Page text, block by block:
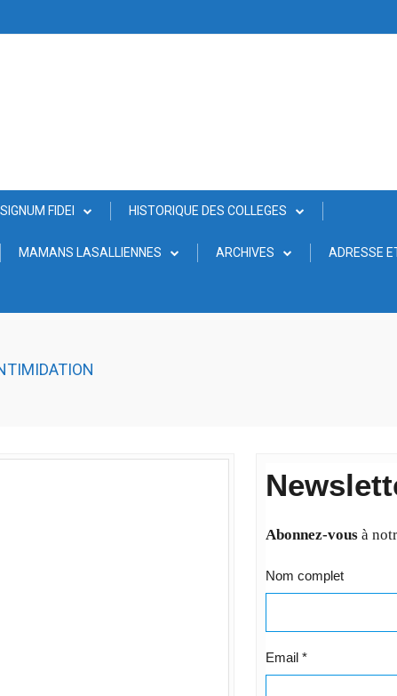
SIGNUM FIDEI HISTORIQUE DES COLLEGES
MAMANS LASALLIENNES ARCHIVES ADRESSE
Abonnez-vousà
Nom complet
Email *